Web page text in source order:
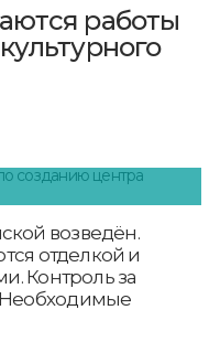
работы
возведён.
отделкой и
Контроль за
Необходимые